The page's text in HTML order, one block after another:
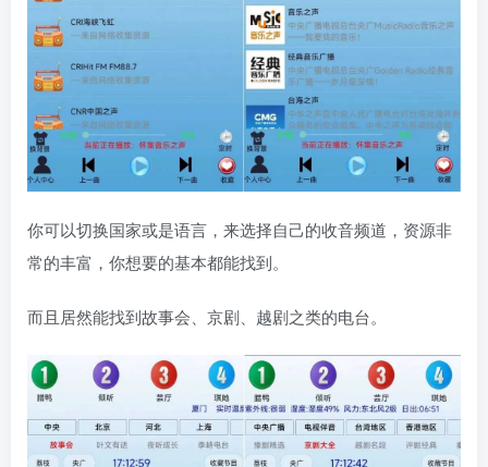
你可以切换国家或是语言，来选择自己的收音频道，资源非
常的丰富，你想要的基本都能找到。
而且居然能找到故事会、京剧、越剧之类的电台。